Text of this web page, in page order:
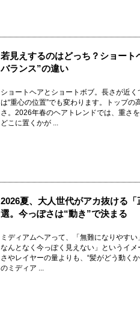
若見えするのはどっち？ショート
バランス”の違い
ショートヘアとショートボブ。長さが近
は“重心の位置”でも変わります。トップ
さ。2026年春のヘアトレンドでは、重さ
どこに置くかが ...
2026夏、大人世代がアカ抜ける
選。今っぽさは“動き”で決まる
ミディアムヘアって、「無難になりやすい
なんとなく今っぽく見えない」というイ
さやレイヤーの量よりも、“髪がどう動く
のミディア ...